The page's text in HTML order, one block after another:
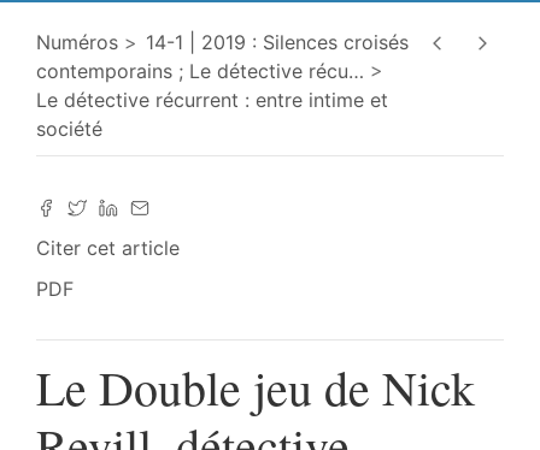
Numéros
14-1 | 2019 : Silences croisés
contemporains ; Le détective récu…
Le détective récurrent : entre intime et
société
Citer cet article
PDF
Le Double jeu de Nick